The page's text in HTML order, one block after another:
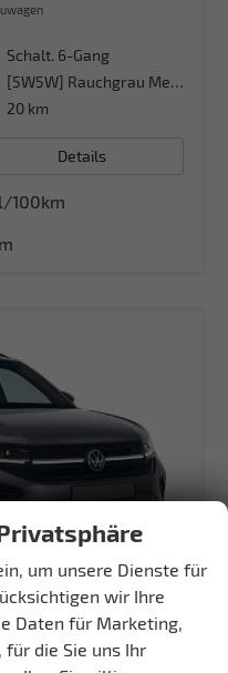
Schalt. 6-Gang
[5W5W] Rauchgrau Metallic
20 km
Details
100km
um unsere Dienste für
wir Ihre
Daten für Marketing,
die Sie uns Ihr